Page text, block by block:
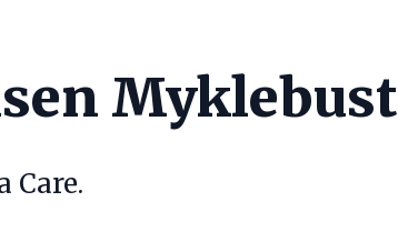
Myklebust
Care.